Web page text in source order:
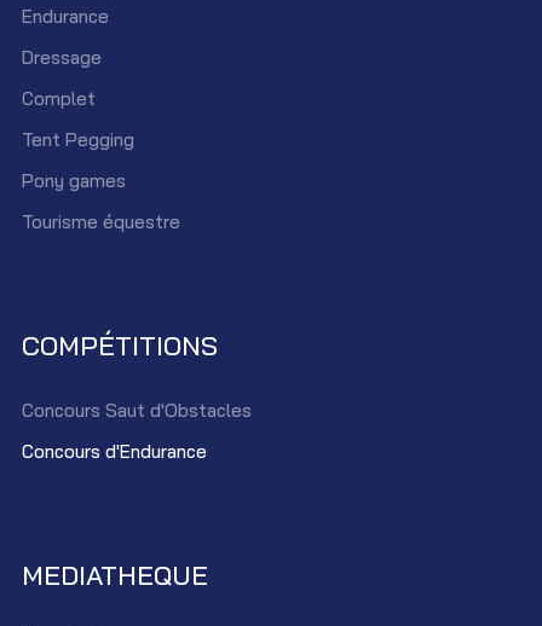
Endurance
Dressage
Complet
Tent Pegging
Pony games
Tourisme équestre
COMPÉTITIONS
Concours Saut d'Obstacles
Concours d'Endurance
MEDIATHEQUE